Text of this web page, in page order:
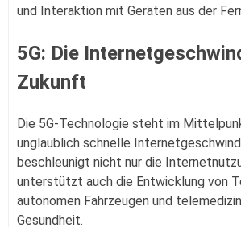
und Interaktion mit Geräten aus der
5G: Die
Zukunft
Die 5G-Technologie steht im
unglaublich schnelle
beschleunigt nicht nur die
unterstützt auch die Entwicklung von
autonomen Fahrzeugen und
Gesundheit.